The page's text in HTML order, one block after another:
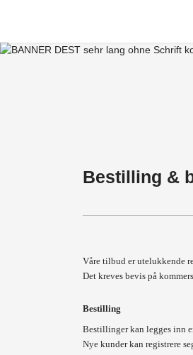
Bestilling &
Våre tilbud er utelukkende
Det kreves bevis på
Bestilling
Bestillinger kan legges inn
Nye kunder kan registrere